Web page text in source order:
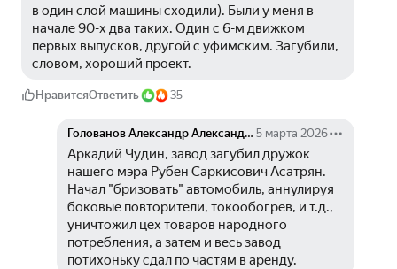
в один слой машины сходили). Были у меня в
начале 90-х два таких. Один с 6-м движком
первых выпусков, другой с уфимским. Загубили,
словом, хороший проект.
НравитсяОтветить 35
Голованов Александр Александрович 5 марта 2026
Аркадий Чудин, завод загубил дружок
нашего мэра Рубен Саркисович Асатрян.
Начал "бризовать" автомобиль, аннулируя
боковые повторители, токообогрев, и т.д.,
уничтожил цех товаров народного
потребления, а затем и весь завод
потихоньку сдал по частям в аренду.